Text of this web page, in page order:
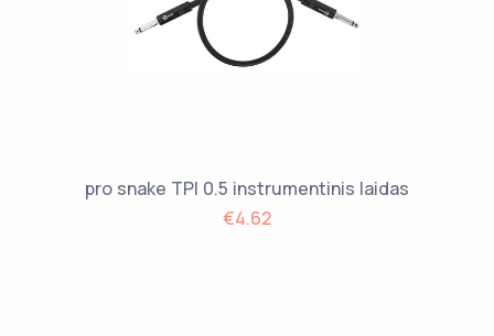
pro snake TPI 0.5 instrumentinis laidas
€4.62